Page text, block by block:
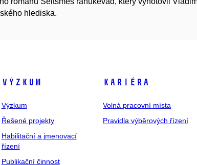
hlediska.
Výzkum
Výzkum
Řešené projekty
Habilitační a jmenovací
řízení
Publikační činnost
Kariéra
Volná pracovní místa
Pravidla výběrových řízení